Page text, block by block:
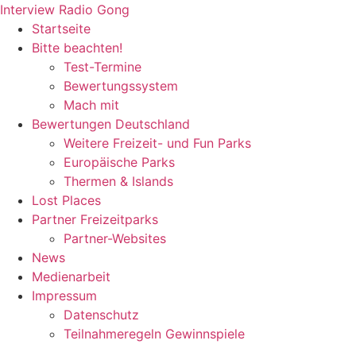
Zum
Inhalt
wechseln
Interview Radio Gong
Startseite
Bitte beachten!
Test-Termine
Bewertungssystem
Mach mit
Bewertungen Deutschland
Weitere Freizeit- und Fun Parks
Europäische Parks
Thermen & Islands
Lost Places
Partner Freizeitparks
Partner-Websites
News
Medienarbeit
Impressum
Datenschutz
Teilnahmeregeln Gewinnspiele